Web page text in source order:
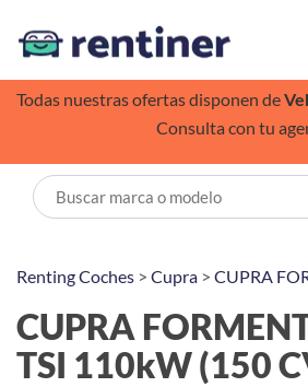
Todas nuestras ofertas disponen de
Consulta con tu
Renting Coches > Cupra > CUPRA
CUPRA
TSI 110kW (150